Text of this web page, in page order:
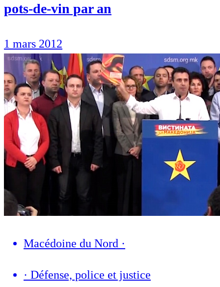
pots-de-vin par an
1 mars 2012
Macédoine du Nord ·
· Défense, police et justice